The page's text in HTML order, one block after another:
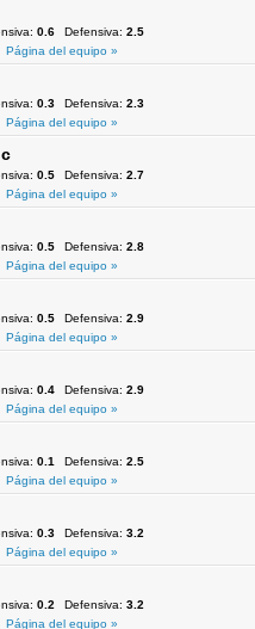
0.6 Defensiva: 2.5
Página del equipo »
0.3 Defensiva: 2.3
Página del equipo »
0.5 Defensiva: 2.7
Página del equipo »
0.5 Defensiva: 2.8
Página del equipo »
0.5 Defensiva: 2.9
Página del equipo »
0.4 Defensiva: 2.9
Página del equipo »
0.1 Defensiva: 2.5
Página del equipo »
0.3 Defensiva: 3.2
Página del equipo »
0.2 Defensiva: 3.2
Página del equipo »